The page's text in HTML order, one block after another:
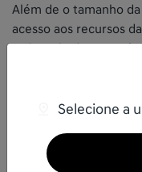
Além de o tamanho
acesso aos recursos
redesenhados, para
reprodutor de CD,
outras maneiras.
O Multi-App vem com
Selecione a